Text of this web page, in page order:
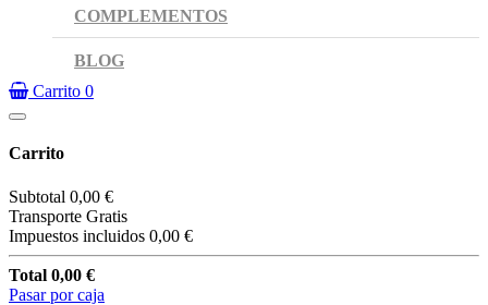
COMPLEMENTOS
BLOG
Carrito 0
Carrito
Subtotal 0,00 €
Transporte Gratis
Impuestos incluidos 0,00 €
Total 0,00 €
Pasar por caja